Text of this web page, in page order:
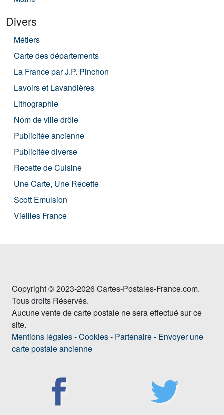
Divers
Métiers
Carte des départements
La France par J.P. Pinchon
Lavoirs et Lavandières
Lithographie
Nom de ville drôle
Publicitée ancienne
Publicitée diverse
Recette de Cuisine
Une Carte, Une Recette
Scott Emulsion
Vieilles France
Copyright © 2023-2026 Cartes-Postales-France.com.
Tous droits Réservés.
Aucune vente de carte postale ne sera effectué sur ce
site.
Mentions légales-Cookies- Partenaire- Envoyer une
carte postale ancienne